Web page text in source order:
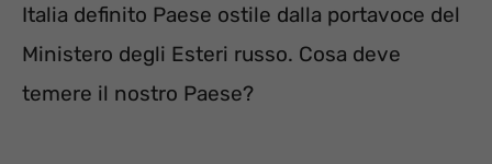
Italia definito Paese ostile dalla portavoce del
Ministero degli Esteri russo. Cosa deve
temere il nostro Paese?